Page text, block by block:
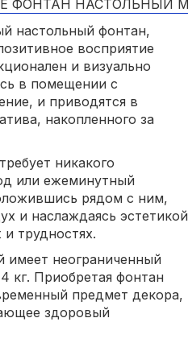
настольный фонтан,
восприятие
и визуально
в помещении с
и приводятся в
накопленного за
никакого
или ежеминутный
рядом с ним,
и наслаждаясь эстетикой
трудностях.
имеет неограниченный
кг. Приобретая фонтан
предмет декора,
здоровый